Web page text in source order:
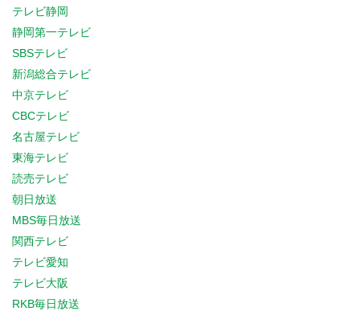
テレビ静岡
静岡第一テレビ
SBSテレビ
新潟総合テレビ
中京テレビ
CBCテレビ
名古屋テレビ
東海テレビ
読売テレビ
朝日放送
MBS毎日放送
関西テレビ
テレビ愛知
テレビ大阪
RKB毎日放送